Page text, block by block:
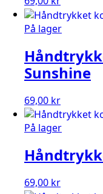
På lager
Sunshine
69,00 kr
På lager
69,00 kr